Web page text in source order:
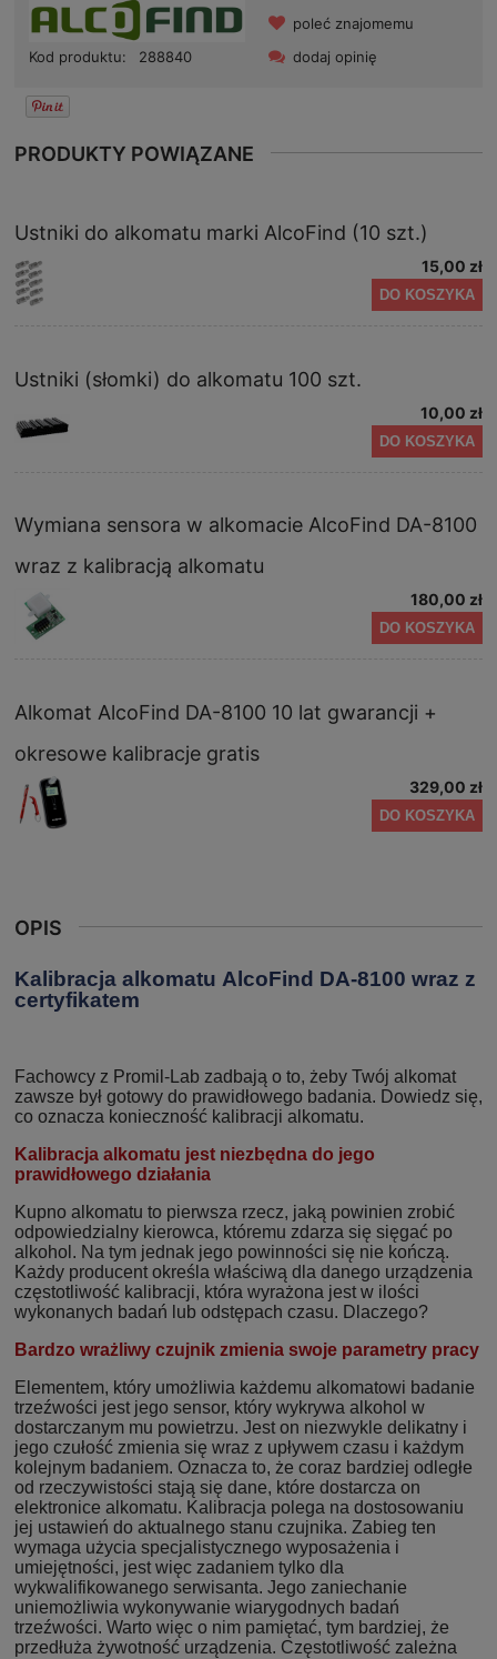
Kod produktu: 288840
poleć znajomemu
dodaj opinię
PRODUKTY POWIĄZANE
Ustniki do alkomatu marki AlcoFind (10 szt.)
15,00 zł
DO KOSZYKA
Ustniki (słomki) do alkomatu 100 szt.
10,00 zł
DO KOSZYKA
Wymiana sensora w alkomacie AlcoFind DA-8100
wraz z kalibracją alkomatu
180,00 zł
DO KOSZYKA
Alkomat AlcoFind DA-8100 10 lat gwarancji +
okresowe kalibracje gratis
329,00 zł
DO KOSZYKA
OPIS
Kalibracja alkomatu AlcoFind DA-8100 wraz z
certyfikatem
Fachowcy z Promil-Lab zadbają o to, żeby Twój alkomat
zawsze był gotowy do prawidłowego badania. Dowiedz się,
co oznacza konieczność kalibracji alkomatu.
Kalibracja alkomatu jest niezbędna do jego
prawidłowego działania
Kupno alkomatu to pierwsza rzecz, jaką powinien zrobić
odpowiedzialny kierowca, któremu zdarza się sięgać po
alkohol. Na tym jednak jego powinności się nie kończą.
Każdy producent określa właściwą dla danego urządzenia
częstotliwość kalibracji, która wyrażona jest w ilości
wykonanych badań lub odstępach czasu. Dlaczego?
Bardzo wrażliwy czujnik zmienia swoje parametry pracy
Elementem, który umożliwia każdemu alkomatowi badanie
trzeźwości jest jego sensor, który wykrywa alkohol w
dostarczanym mu powietrzu. Jest on niezwykle delikatny i
jego czułość zmienia się wraz z upływem czasu i każdym
kolejnym badaniem. Oznacza to, że coraz bardziej odległe
od rzeczywistości stają się dane, które dostarcza on
elektronice alkomatu. Kalibracja polega na dostosowaniu
jej ustawień do aktualnego stanu czujnika. Zabieg ten
wymaga użycia specjalistycznego wyposażenia i
umiejętności, jest więc zadaniem tylko dla
wykwalifikowanego serwisanta. Jego zaniechanie
uniemożliwia wykonywanie wiarygodnych badań
trzeźwości. Warto więc o nim pamiętać, tym bardziej, że
przedłuża żywotność urządzenia. Częstotliwość zależna